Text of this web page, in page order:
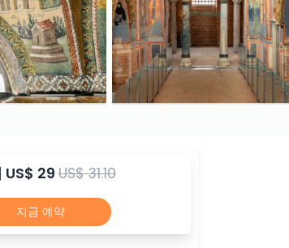
US$ 29US$ 31.10
지금 예약